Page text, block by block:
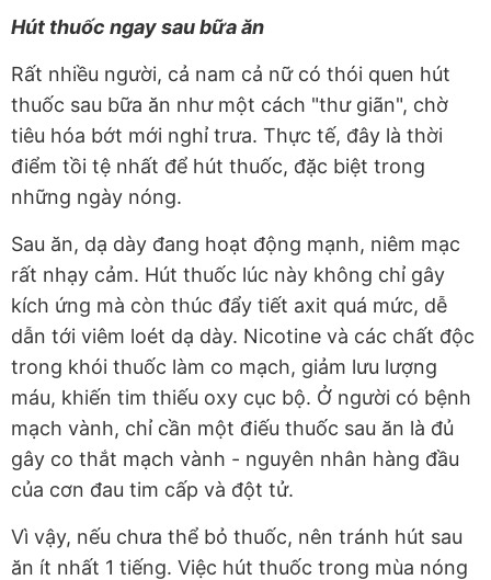
Hút thuốc ngay sau bữa ăn
Rất nhiều người, cả nam cả nữ có thói quen hút
thuốc sau bữa ăn như một cách "thư giãn", chờ
tiêu hóa bớt mới nghỉ trưa. Thực tế, đây là thời
điểm tồi tệ nhất để hút thuốc, đặc biệt trong
những ngày nóng.
Sau ăn, dạ dày đang hoạt động mạnh, niêm mạc
rất nhạy cảm. Hút thuốc lúc này không chỉ gây
kích ứng mà còn thúc đẩy tiết axit quá mức, dễ
dẫn tới viêm loét dạ dày. Nicotine và các chất độc
trong khói thuốc làm co mạch, giảm lưu lượng
máu, khiến tim thiếu oxy cục bộ. Ở người có bệnh
mạch vành, chỉ cần một điếu thuốc sau ăn là đủ
gây co thắt mạch vành - nguyên nhân hàng đầu
của cơn đau tim cấp và đột tử.
Vì vậy, nếu chưa thể bỏ thuốc, nên tránh hút sau
ăn ít nhất 1 tiếng. Việc hút thuốc trong mùa nóng